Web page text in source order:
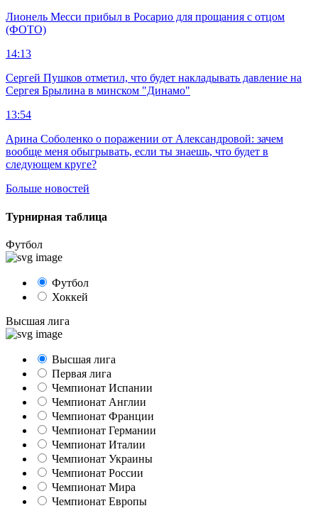
Лионель Месси прибыл в Росарио для прощания с отцом
(ФОТО)
14:13
Сергей Пушков отметил, что будет накладывать давление на
Сергея Брылина в минском "Динамо"
13:54
Арина Соболенко о поражении от Александровой: зачем
вообще меня обыгрывать, если ты знаешь, что будет в
следующем круге?
Больше новостей
Турнирная таблица
Футбол
Футбол
Хоккей
Высшая лига
Высшая лига
Первая лига
Чемпионат Испании
Чемпионат Англии
Чемпионат Франции
Чемпионат Германии
Чемпионат Италии
Чемпионат Украины
Чемпионат России
Чемпионат Мира
Чемпионат Европы